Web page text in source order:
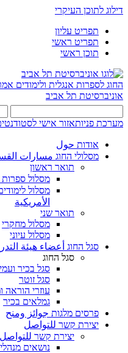
דילוג לתוכן העיקרי
תפריט עליון
תפריט ראשי
תוכן ראשי
החוג לספרות אנגלית ולימודים
אוניברסיטת תל אביב
מערכת פניותאזור אישי
אודות حول
מסלולי החוג مسارات
תואר ראשון
מסלול ספרות
מסלול
الأمريكية
תואר שני
מסלול מחקרי
מסלול עיוני
סגל החוג أعضاء هيئة
סגל החוג
סגל בכיר
סגל זוטר
עוזרי הוראה
גמלאים בכיר
פרסים מלגות جوائز ومنح
יצירת קשר للتواصل
יצירת קשר للتواصل
נושאים